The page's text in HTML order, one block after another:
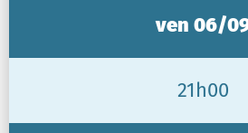
ven 06/
21h00